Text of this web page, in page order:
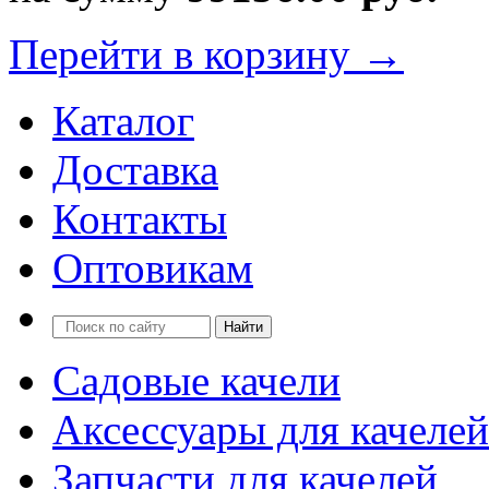
Перейти в корзину →
Каталог
Доставка
Контакты
Оптовикам
Садовые качели
Аксессуары для качелей
Запчасти для качелей